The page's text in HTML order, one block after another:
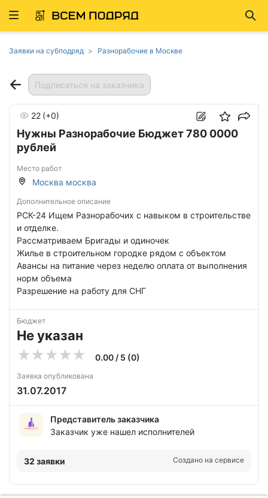
Развернуть
Заявки на субподряд Разнорабочие в Москве
Подписаться на заказчика
Нужны Разнорабочие Бюджет 780 0000
рублей
22 (+0)
Место работ
Москва москва
Дополнительное описание
РСК-24 Ищем Разнорабочих с навыком в строительстве
и отделке.
Рассматриваем Бригады и одиночек
Жилье в строительном городке рядом с объектом
Авансы на питание через неделю оплата от выполнения
норм объема
Разрешение на работу для СНГ
Бюджет
Не указан
0.00 / 5 (0)
Заявка опубликована
31.07.2017
Представитель заказчика
Заказчик уже нашел исполнителей
32 заявки Создано на сервисе